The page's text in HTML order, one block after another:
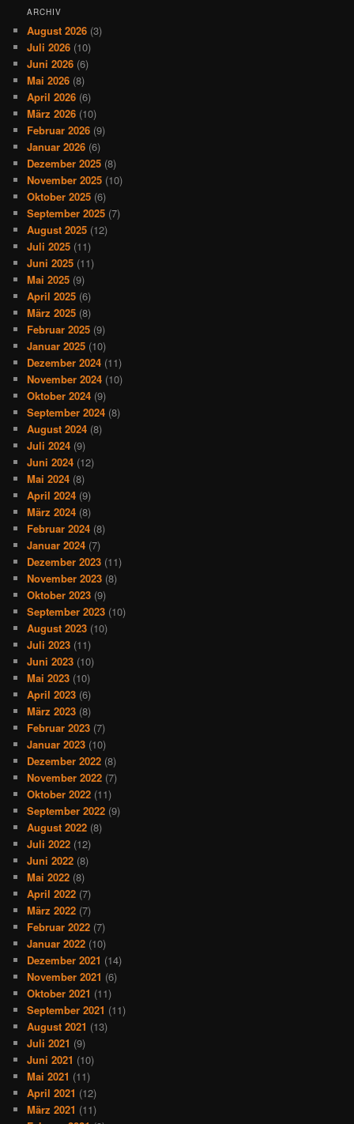
ARCHIV
August 2026 (3)
Juli 2026 (10)
Juni 2026 (6)
Mai 2026 (8)
April 2026 (6)
März 2026 (10)
Februar 2026 (9)
Januar 2026 (6)
Dezember 2025 (8)
November 2025 (10)
Oktober 2025 (6)
September 2025 (7)
August 2025 (12)
Juli 2025 (11)
Juni 2025 (11)
Mai 2025 (9)
April 2025 (6)
März 2025 (8)
Februar 2025 (9)
Januar 2025 (10)
Dezember 2024 (11)
November 2024 (10)
Oktober 2024 (9)
September 2024 (8)
August 2024 (8)
Juli 2024 (9)
Juni 2024 (12)
Mai 2024 (8)
April 2024 (9)
März 2024 (8)
Februar 2024 (8)
Januar 2024 (7)
Dezember 2023 (11)
November 2023 (8)
Oktober 2023 (9)
September 2023 (10)
August 2023 (10)
Juli 2023 (11)
Juni 2023 (10)
Mai 2023 (10)
April 2023 (6)
März 2023 (8)
Februar 2023 (7)
Januar 2023 (10)
Dezember 2022 (8)
November 2022 (7)
Oktober 2022 (11)
September 2022 (9)
August 2022 (8)
Juli 2022 (12)
Juni 2022 (8)
Mai 2022 (8)
April 2022 (7)
März 2022 (7)
Februar 2022 (7)
Januar 2022 (10)
Dezember 2021 (14)
November 2021 (6)
Oktober 2021 (11)
September 2021 (11)
August 2021 (13)
Juli 2021 (9)
Juni 2021 (10)
Mai 2021 (11)
April 2021 (12)
März 2021 (11)